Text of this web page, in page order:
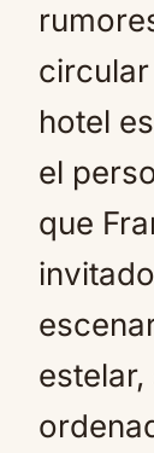
hotel
el
que